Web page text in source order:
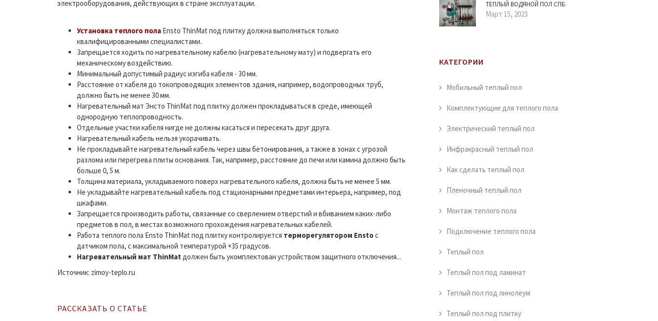
электрооборудования, действующих в стране эксплуатации.
Установка теплого пола Ensto ThinMat под плитку должна выполняться только
квалифицированными специалистами.
Запрещается ходить по нагревательному кабелю (нагревательному мату) и подвергать его
механическому воздействию.
Минимальный допустимый радиус изгиба кабеля - 30 мм.
Расстояние от кабеля до токопроводящих элементов здания, например, водопроводных труб,
должно быть не менее 30 мм.
Нагревательный мат Энсто ThinMat под плитку должен прокладываться в среде, имеющей
однородную теплопроводность.
Отдельные участки кабеля нигде не должны касаться и пересекать друг друга.
Нагревательный кабель нельзя укорачивать.
Не прокладывайте нагревательный кабель через швы бетонирования, а также в зонах с угрозой
разлома или перегрева плиты основания. Так, например, расcтояние до печи или камина должно быть
больше 0, 5 м.
Толщина материала, укладываемого поверх нагревательного кабеля, должна быть не менее 5 мм.
Не укладывайте нагревательный кабель под стационарными предметами интерьера, например, под
шкафами.
Запрещается производить работы, связанные со сверлением отверстий и вбиванием каких-либо
предметов в пол, в местах возможного прохождения нагревательных кабелей.
Работа теплого пола Ensto ThinMat под плитку контролируется терморегулятором Enstoс
датчиком пола, с максимальной температурой +35 градусов.
Нагревательный мат ThinMat должен быть укомплектован устройством защитного отключения...
Источник: zimoy-teplo.ru
РАССКАЗАТЬ О СТАТЬЕ
ТЕПЛЫЙ ВОДЯНОЙ ПОЛ СПБ
Март 15, 2023
КАТЕГОРИИ
Мобильный теплый пол
Комплектующие для теплого пола
Электрический теплый пол
Инфракрасный теплый пол
Как сделать теплый пол
Пленочный теплый пол
Монтаж теплого пола
Подключение теплого пола
Теплый пол
Теплый пол под ламинат
Теплый пол под линолеум
Теплый пол под плитку